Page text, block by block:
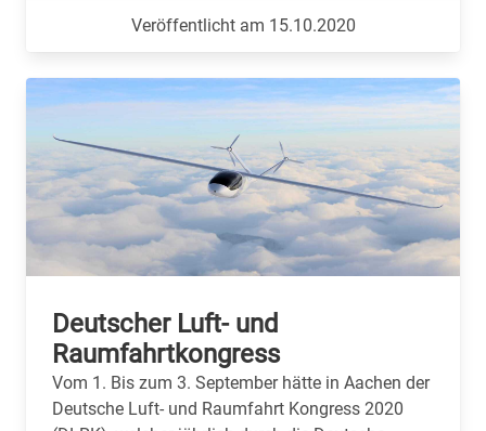
Veröffentlicht am 15.10.2020
Deutscher Luft- und
Raumfahrtkongress
Vom 1. Bis zum 3. September hätte in Aachen der
Deutsche Luft- und Raumfahrt Kongress 2020